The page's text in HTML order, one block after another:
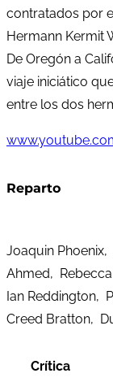
contratados por
Hermann Kermit
De Oregón a
viaje iniciático
entre los dos
Reparto
Joaquin Phoenix,
Ahmed,
Ian Reddington,
Creed Bratton,
Crítica